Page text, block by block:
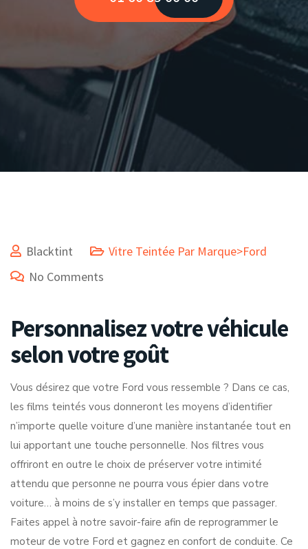
Blacktint
Vitre Teintée Par Marque>Ford
No Comments
Personnalisez votre véhicule
selon votre goût
Vous désirez que votre Ford vous ressemble ? Dans ce cas,
les films teintés vous donneront les moyens d’identifier
n’importe quelle voiture d’une manière instantanée tout en
lui apportant une touche personnelle. Nos filtres vous
offriront en outre le choix de préserver votre intimité
attendu que personne ne pourra vous épier dans votre
voiture… à moins de s’y installer en temps que passager.
Faites appel à notre savoir-faire afin de reprogrammer le
moteur de votre Ford et gagnez en confort de conduite. Ce